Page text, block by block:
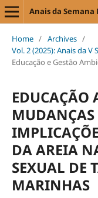
Anais da
Home / Archives /
Vol. 2 (2025): Anais da
Educação e Gestão
EDUCAÇÃO
DA AREIA
SEXUAL DE
MARINHAS